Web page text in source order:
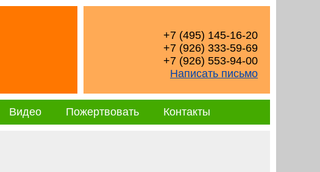
+7 (495) 145-16-20
+7 (926) 333-59-69
+7 (926) 553-94-00
Написать письмо
Видео Пожертвовать Контакты